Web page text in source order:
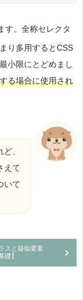
す。全称セレクタ
り多用するとCSS
小限にとどめまし
る場合に使用され
、
えて
いて
スと疑似要素
礎】